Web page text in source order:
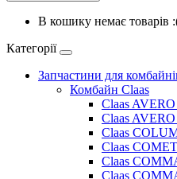
В кошику немає товарів
Категорії
Запчастини для
Комбайн Claas
Claas
Claas
Claas
Claas COMET
Claas
Claas